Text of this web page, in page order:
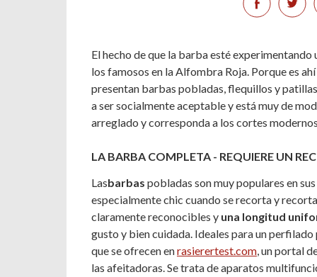
El hecho de que la barba esté
los famosos en la Alfombra Roja. Porque es
presentan barbas pobladas, flequillos y
a ser socialmente aceptable y está muy de
arreglado y corresponda a los cortes
LA BARBA COMPLETA - REQUIERE UN
Lasbarbas pobladas son muy populares en
especialmente chic cuando se recorta y
claramente reconocibles y una longitud
gusto y bien cuidada. Ideales para un
que se ofrecen enrasierertest.com, un portal
las afeitadoras. Se trata de aparatos